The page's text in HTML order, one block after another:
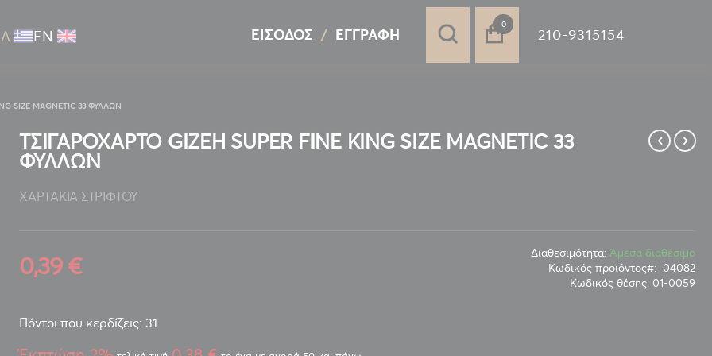
ΕΝ
0στοιχεία
ΕΊΣΟΔΟΣ ΕΓΓΡΑΦΉ 210-9315154
SIZE MAGNETIC 33 ΦΥΛΛΩΝ
ΤΣΙΓΑΡΟΧΑΡΤΟ GIZEH SUPER FINE KING SIZE MAGNETIC 33
ΦΥΛΛΩΝ
ΧΑΡΤΑΚΙΑ ΣΤΡΙΦΤΟΥ
0,39 € Διαθεσιμότητα: Άμεσα διαθέσιμο
Κωδικός προϊόντος
04082
Κωδικός θέσης: 01-0059
Πόντοι που κερδίζεις: 31